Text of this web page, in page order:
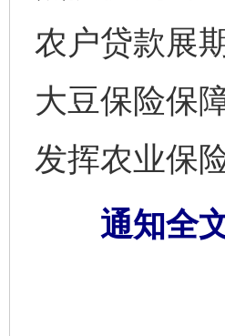
农户贷款展
大豆保险保
发挥农业保
通知全文